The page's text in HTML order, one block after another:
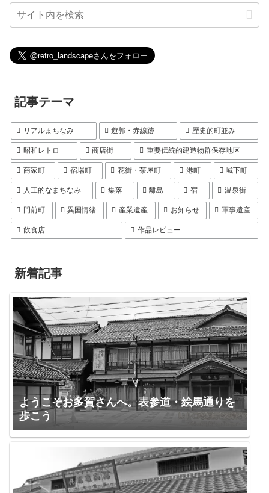
記事テーマ
リアルまちなみ 遊郭・赤線跡 歴史的町並み
昭和レトロ 商店街 重要伝統的建造物群保存地区
商家町 宿場町 花街・茶屋町 港町 城下町
人工的なまちなみ 集落 離島 宿 温泉街
門前町 異国情緒 産業遺産 お知らせ 軍事遺産
飲食店 作品レビュー
新着記事
ようこそお多賀さんへ。表参道・絵馬通りを
歩こう